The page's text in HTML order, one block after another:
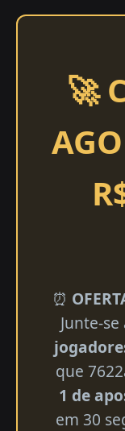
🚀
⏰
Junte-
que
1 de
em 30